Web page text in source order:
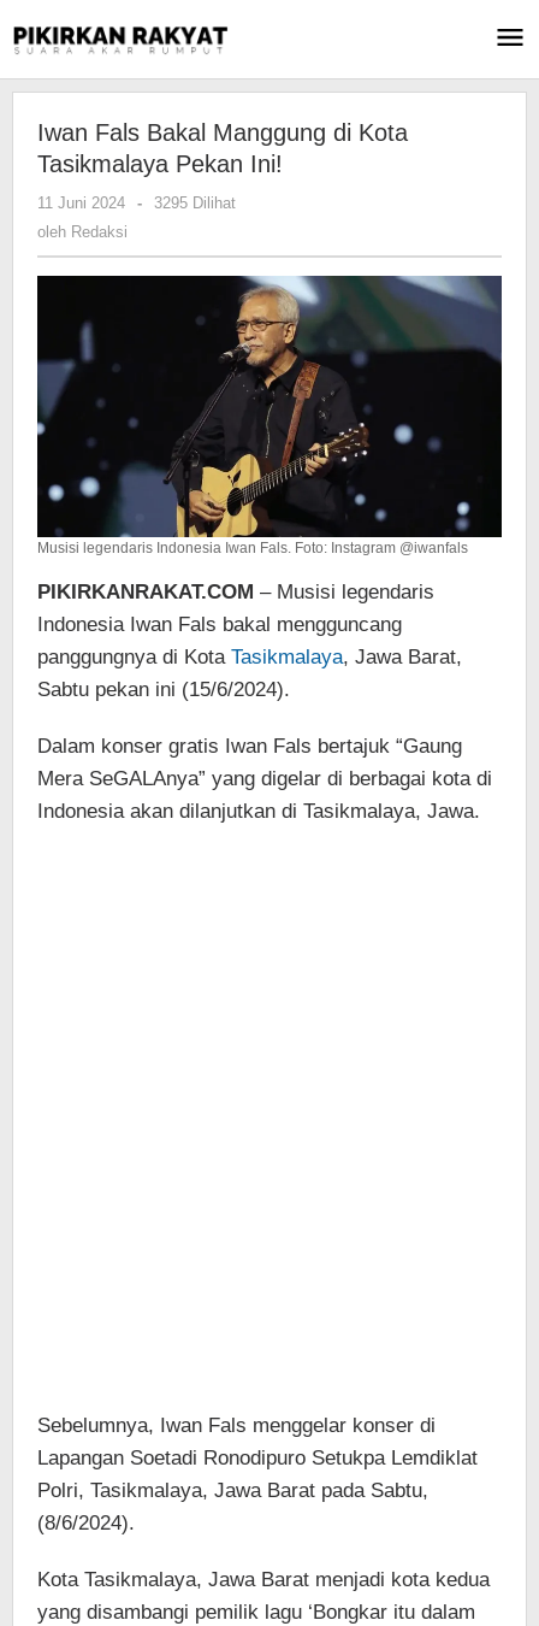
ke
Iwan Fals Bakal Manggung di Kota
Tasikmalaya Pekan Ini!
11 Juni 2024
oleh
-
3295 Dilihat
oleh Redaksi
Musisi legendaris Indonesia Iwan Fals. Foto: Instagram @iwanfals
PIKIRKANRAKAT.COM – Musisi legendaris
Indonesia Iwan Fals bakal mengguncang
panggungnya di Kota Tasikmalaya, Jawa Barat,
Sabtu pekan ini (15/6/2024).
Dalam konser gratis Iwan Fals bertajuk “Gaung
Mera SeGALAnya” yang digelar di berbagai kota di
Indonesia akan dilanjutkan di Tasikmalaya, Jawa.
Sebelumnya, Iwan Fals menggelar konser di
Lapangan Soetadi Ronodipuro Setukpa Lemdiklat
Polri, Tasikmalaya, Jawa Barat pada Sabtu,
(8/6/2024).
Kota Tasikmalaya, Jawa Barat menjadi kota kedua
yang disambangi pemilik lagu ‘Bongkar itu dalam